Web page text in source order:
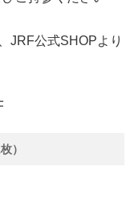
JRF公式SHOPより
）